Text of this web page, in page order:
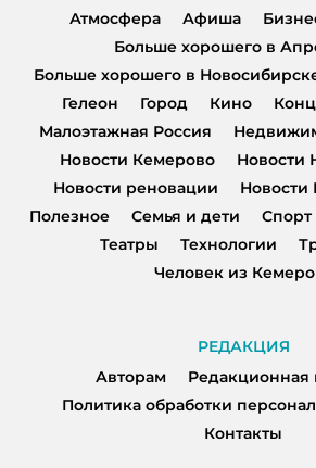
Атмосфера
Афиша
Больше хорошего в
Больше хорошего в
Гелеон
Город Кино
Малоэтажная Россия
Новости Кемерово
Новости
Новости реновации
Новости
Полезное
Семья и дети Спорт
Театры
Технологии
Человек из
РЕДАКЦИЯ
Авторам
Редакционная
Политика обработки
Контакты